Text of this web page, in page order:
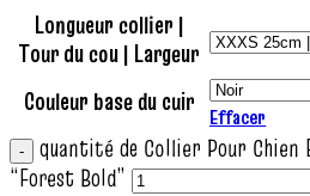
Longueur collier |
Tour du cou | Largeur
Couleur base du cuir Effacer
quantité de Collier Pour Chien
“Forest Bold”